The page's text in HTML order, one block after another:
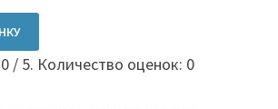
0/ 5. Количество оценок: 0